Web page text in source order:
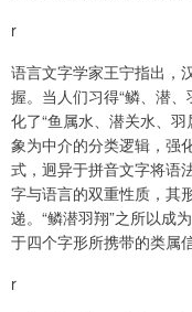
r
语言文字学家王宁指出，
握。当人们习得“鳞、潜
化了“鱼属水、潜关水、
象为中介的分类逻辑，强
式，迥异于拼音文字将语
字与语言的双重性质，其
递。“鳞潜羽翔”之所以成
于四个字形所携带的类属
r